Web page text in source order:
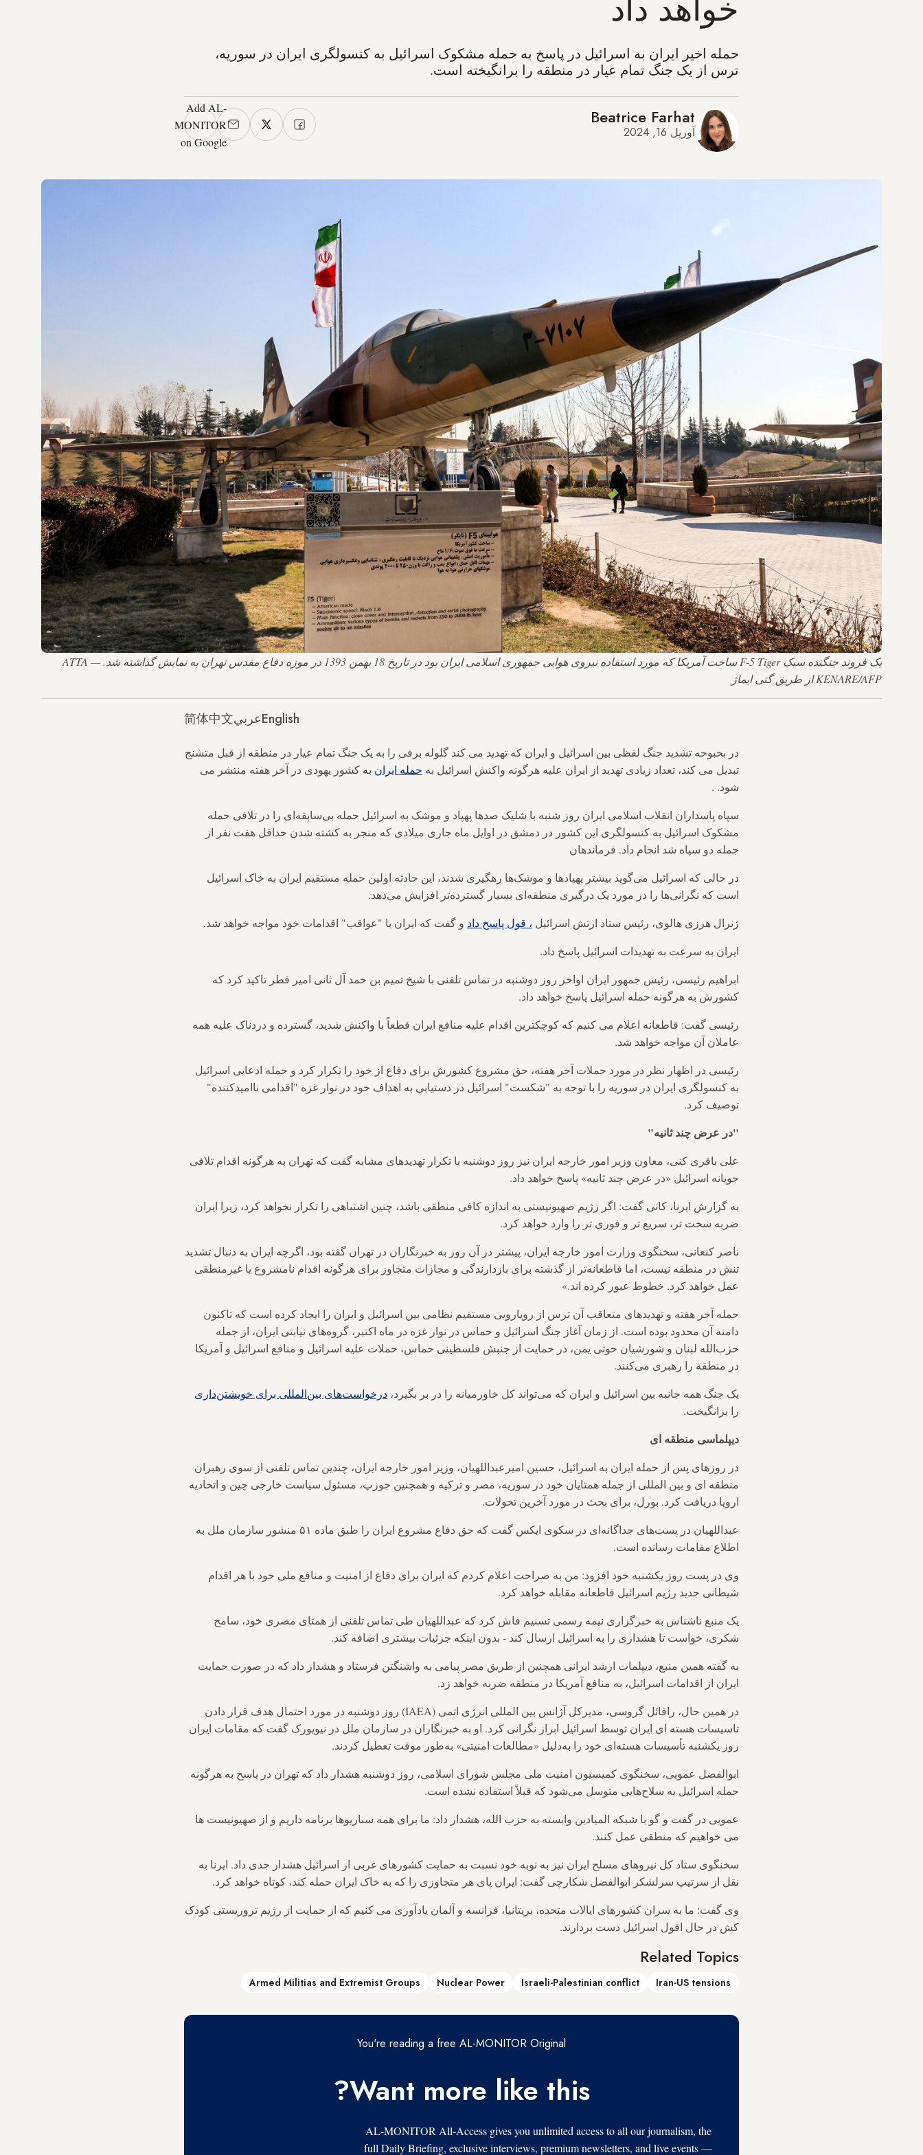
حمله اخیر ایران به اسرائیل در پاسخ به حمله مشکوک اسرائیل به کنسولگری ایران در سوریه،
ترس از یک جنگ تمام عیار در منطقه را برانگیخته است.
Beatrice Farhat
آوریل 16, 2024
Add AL-
MONITOR
on Google
یک فروند جنگنده سبک F-5 Tiger ساخت آمریکا که مورد استفاده نیروی هوایی جمهوری اسلامی ایران بود در تاریخ 18 بهمن 1393 در موزه دفاع مقدس تهران به نمایش گذاشته شد. — ATTA
KENARE/AFP از طریق گتی ایماژ
Englishعربي简体中文
در بحبوحه تشدید جنگ لفظی بین اسرائیل و ایران که تهدید می کند گلوله برفی را به یک جنگ تمام عیار در منطقه از قبل متشنج
تبدیل می کند، تعداد زیادی تهدید از ایران علیه هرگونه واکنش اسرائیل به حمله ایران به کشور یهودی در آخر هفته منتشر می
شود. .
سپاه پاسداران انقلاب اسلامی ایران روز شنبه با شلیک صدها پهپاد و موشک به اسرائیل حمله بی‌سابقه‌ای را در تلافی حمله
مشکوک اسرائیل به کنسولگری این کشور در دمشق در اوایل ماه جاری میلادی که منجر به کشته شدن حداقل هفت نفر از
جمله دو سپاه شد انجام داد. فرماندهان
در حالی که اسرائیل می‌گوید بیشتر پهپادها و موشک‌ها رهگیری شدند، این حادثه اولین حمله مستقیم ایران به خاک اسرائیل
است که نگرانی‌ها را در مورد یک درگیری منطقه‌ای بسیار گسترده‌تر افزایش می‌دهد.
ژنرال هرزی هالوی، رئیس ستاد ارتش اسرائیل ، قول پاسخ داد و گفت که ایران با "عواقب" اقدامات خود مواجه خواهد شد.
ایران به سرعت به تهدیدات اسرائیل پاسخ داد.
ابراهیم رئیسی، رئیس جمهور ایران اواخر روز دوشنبه در تماس تلفنی با شیخ تمیم بن حمد آل ثانی امیر قطر تاکید کرد که
کشورش به هرگونه حمله اسرائیل پاسخ خواهد داد.
رئیسی گفت: قاطعانه اعلام می کنیم که کوچکترین اقدام علیه منافع ایران قطعاً با واکنش شدید، گسترده و دردناک علیه همه
عاملان آن مواجه خواهد شد.
رئیسی در اظهار نظر در مورد حملات آخر هفته، حق مشروع کشورش برای دفاع از خود را تکرار کرد و حمله ادعایی اسرائیل
به کنسولگری ایران در سوریه را با توجه به "شکست" اسرائیل در دستیابی به اهداف خود در نوار غزه "اقدامی ناامیدکننده"
توصیف کرد.
"در عرض چند ثانیه"
علی باقری کنی، معاون وزیر امور خارجه ایران نیز روز دوشنبه با تکرار تهدیدهای مشابه گفت که تهران به هرگونه اقدام تلافی
جویانه اسرائیل «در عرض چند ثانیه» پاسخ خواهد داد.
به گزارش ایرنا، کانی گفت: اگر رژیم صهیونیستی به اندازه کافی منطقی باشد، چنین اشتباهی را تکرار نخواهد کرد، زیرا ایران
ضربه سخت تر، سریع تر و فوری تر را وارد خواهد کرد.
ناصر کنعانی، سخنگوی وزارت امور خارجه ایران، پیشتر در آن روز به خبرنگاران در تهران گفته بود، اگرچه ایران به دنبال تشدید
تنش در منطقه نیست، اما قاطعانه‌تر از گذشته برای بازدارندگی و مجازات متجاوز برای هرگونه اقدام نامشروع یا غیرمنطقی
عمل خواهد کرد. خطوط عبور کرده اند.»
حمله آخر هفته و تهدیدهای متعاقب آن ترس از رویارویی مستقیم نظامی بین اسرائیل و ایران را ایجاد کرده است که تاکنون
دامنه آن محدود بوده است. از زمان آغاز جنگ اسرائیل و حماس در نوار غزه در ماه اکتبر، گروه‌های نیابتی ایران، از جمله
حزب‌الله لبنان و شورشیان حوثی یمن، در حمایت از جنبش فلسطینی حماس، حملات علیه اسرائیل و منافع اسرائیل و آمریکا
در منطقه را رهبری می‌کنند.
یک جنگ همه جانبه بین اسرائیل و ایران که می‌تواند کل خاورمیانه را در بر بگیرد، درخواست‌های بین‌المللی برای خویشتن‌داری
را برانگیخت.
دیپلماسی منطقه ای
در روزهای پس از حمله ایران به اسرائیل، حسین امیرعبداللهیان، وزیر امور خارجه ایران، چندین تماس تلفنی از سوی رهبران
منطقه ای و بین المللی از جمله همتایان خود در سوریه، مصر و ترکیه و همچنین جوزپ، مسئول سیاست خارجی چین و اتحادیه
اروپا دریافت کرد. بورل، برای بحث در مورد آخرین تحولات.
عبداللهیان در پست‌های جداگانه‌ای در سکوی ایکس گفت که حق دفاع مشروع ایران را طبق ماده ۵۱ منشور سازمان ملل به
اطلاع مقامات رسانده است.
وی در پست روز یکشنبه خود افزود: من به صراحت اعلام کردم که ایران برای دفاع از امنیت و منافع ملی خود با هر اقدام
شیطانی جدید رژیم اسرائیل قاطعانه مقابله خواهد کرد.
یک منبع ناشناس به خبرگزاری نیمه رسمی تسنیم فاش کرد که عبداللهیان طی تماس تلفنی از همتای مصری خود، سامح
شکری، خواست تا هشداری را به اسرائیل ارسال کند - بدون اینکه جزئیات بیشتری اضافه کند.
به گفته همین منبع، دیپلمات ارشد ایرانی همچنین از طریق مصر پیامی به واشنگتن فرستاد و هشدار داد که در صورت حمایت
ایران از اقدامات اسرائیل، به منافع آمریکا در منطقه ضربه خواهد زد.
در همین حال، رافائل گروسی، مدیرکل آژانس بین المللی انرژی اتمی (IAEA) روز دوشنبه در مورد احتمال هدف قرار دادن
تاسیسات هسته ای ایران توسط اسرائیل ابراز نگرانی کرد. او به خبرنگاران در سازمان ملل در نیویورک گفت که مقامات ایران
روز یکشنبه تأسیسات هسته‌ای خود را به‌دلیل «مطالعات امنیتی» به‌طور موقت تعطیل کردند.
ابوالفضل عمویی، سخنگوی کمیسیون امنیت ملی مجلس شورای اسلامی، روز دوشنبه هشدار داد که تهران در پاسخ به هرگونه
حمله اسرائیل به سلاح‌هایی متوسل می‌شود که قبلاً استفاده نشده است.
عمویی در گفت و گو با شبکه المیادین وابسته به حزب الله، هشدار داد: ما برای همه سناریوها برنامه داریم و از صهیونیست ها
می خواهیم که منطقی عمل کنند.
سخنگوی ستاد کل نیروهای مسلح ایران نیز به نوبه خود نسبت به حمایت کشورهای غربی از اسرائیل هشدار جدی داد. ایرنا به
نقل از سرتیپ سرلشکر ابوالفضل شکارچی گفت: ایران پای هر متجاوزی را که به خاک ایران حمله کند، کوتاه خواهد کرد.
وی گفت: ما به سران کشورهای ایالات متحده، بریتانیا، فرانسه و آلمان یادآوری می کنیم که از حمایت از رژیم تروریستی کودک
کش در حال افول اسرائیل دست بردارند.
Related Topics
Iran-US tensions
Israeli-Palestinian conflict
Nuclear Power
Armed Militias and Extremist Groups
You're reading a free AL-MONITOR Original
Want more like this?
AL-MONITOR All-Access gives you unlimited access to all our journalism, the
full Daily Briefing, exclusive interviews, premium newsletters, and live events —